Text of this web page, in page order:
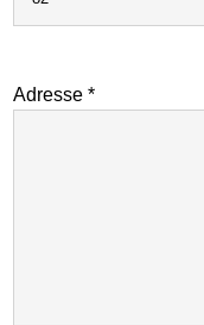
Adresse *